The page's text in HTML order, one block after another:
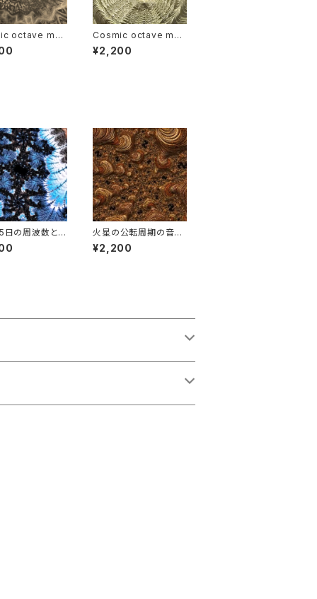
octave mus
: Saturn
Cosmic octave mus
ic video : Venus
¥2,200
日の周波数とリ
ーリングミュー
デオ
火星の公転周期の音楽
と映像
¥2,200